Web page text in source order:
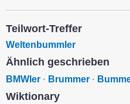
Teilwort-Treffer
Weltenbummler
Ähnlich geschrieben
BMWler · Brummer ·
Wiktionary